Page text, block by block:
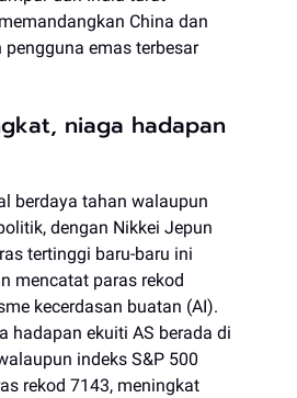
China dan
emas terbesar
niaga hadapan
berdaya tahan walaupun
dengan Nikkei Jepun
tertinggi baru-baru ini
mencatat paras rekod
kecerdasan buatan (AI).
hadapan ekuiti AS berada di
indeks S&P 500
rekod 7143, meningkat